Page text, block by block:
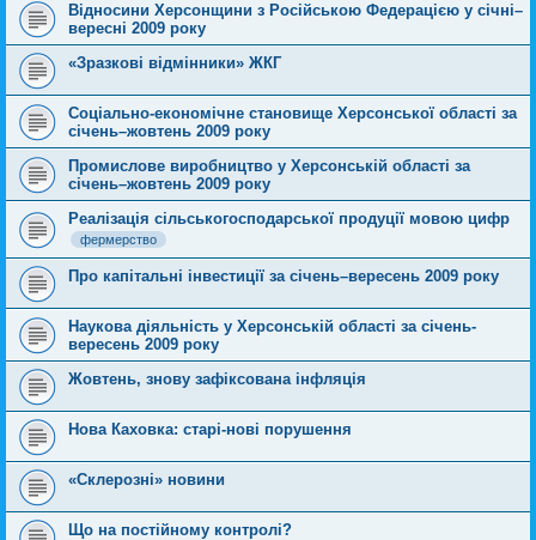
Відносини Херсонщини з Російською Федерацією у січні–
вересні 2009 року
«Зразкові відмінники» ЖКГ
Соціально-економічне становище Херсонської області за
січень–жовтень 2009 року
Промислове виробництво у Херсонській області за
січень–жовтень 2009 року
Реалізація сільськогосподарської продуції мовою цифр
фермерство
Про капітальні інвестиції за січень–вересень 2009 року
Наукова діяльність у Херсонській області за січень-
вересень 2009 року
Жовтень, знову зафіксована інфляція
Нова Каховка: старі-нові порушення
«Склерозні» новини
Що на постійному контролі?